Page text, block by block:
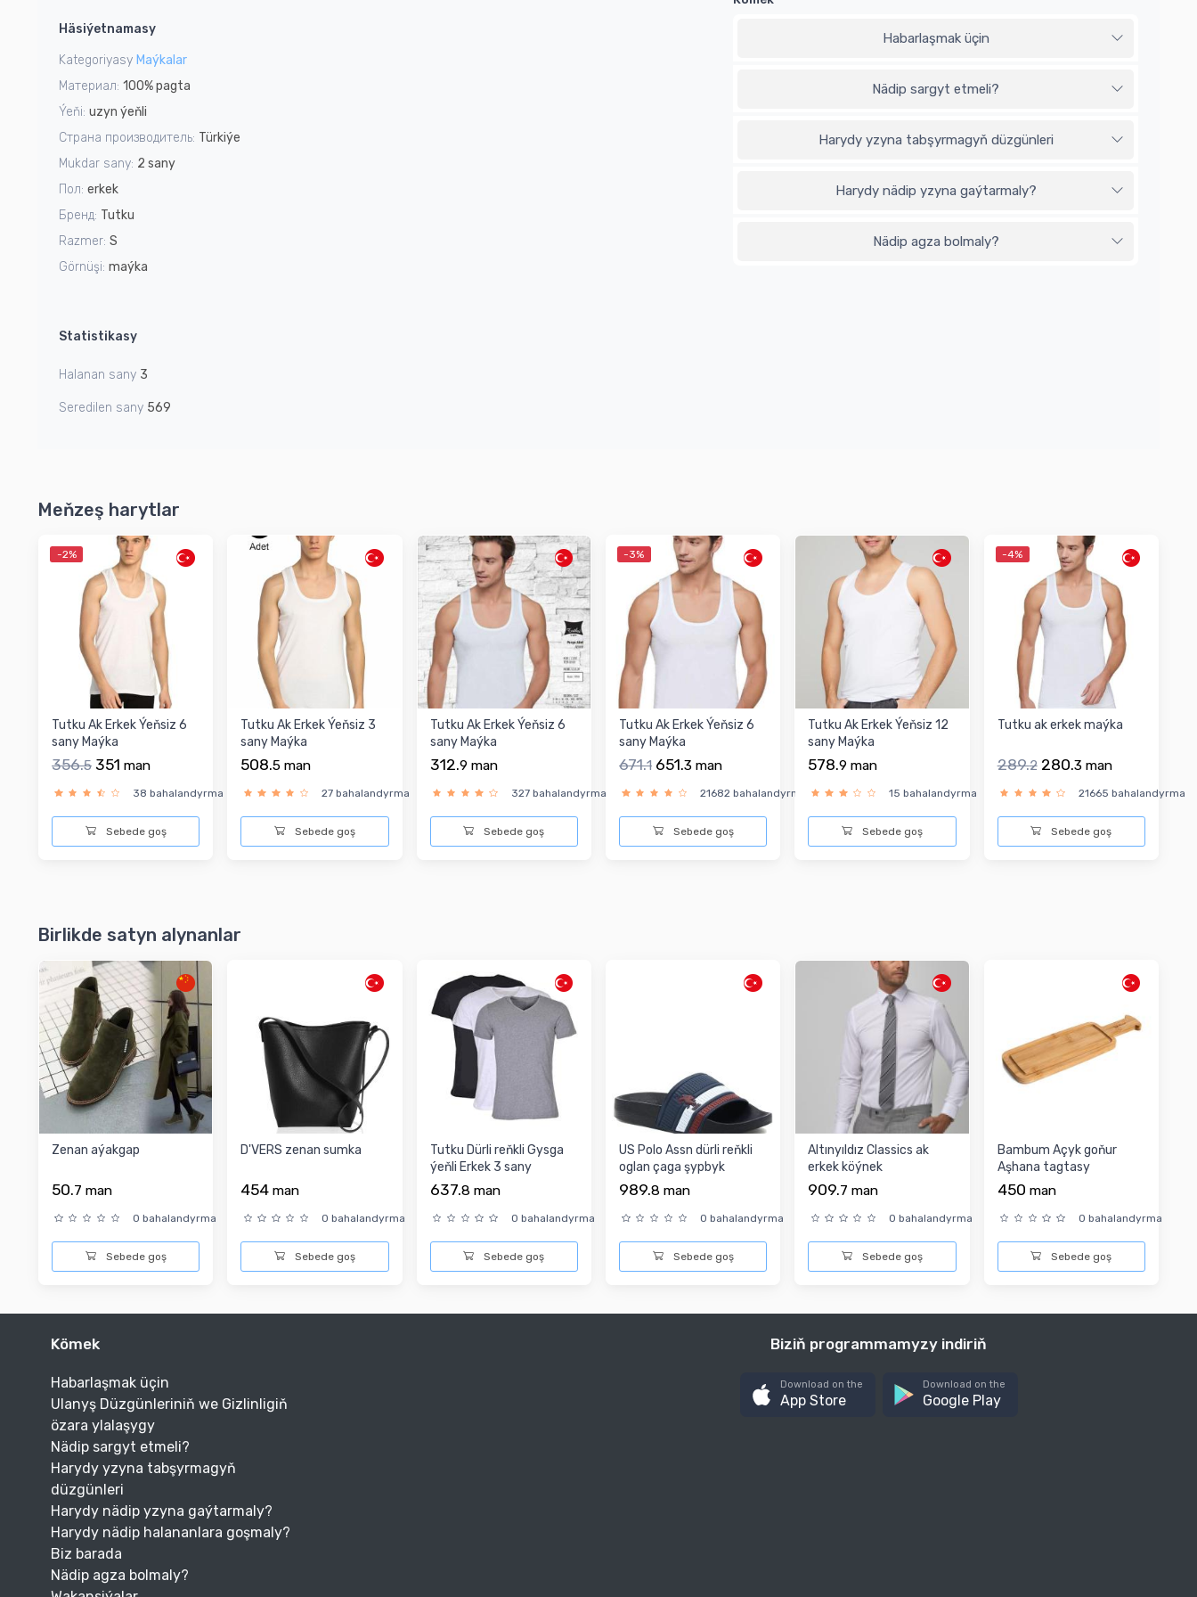
1
Häsiýetnamasy
Kategoriyasy Maýkalar
Материал: 100% pagta
Ýeňi: uzyn ýeňli
Страна производитель: Türkiýe
Mukdar sany: 2 sany
Пол: erkek
Бренд: Tutku
Razmer: S
Görnüşi: maýka
Statistikasy
Halanan sany 3
Seredilen sany 569
Habarlaşmak üçin
Nädip sargyt etmeli?
Harydy yzyna tabşyrmagyň düzgünleri
Harydy nädip yzyna gaýtarmaly?
Nädip agza bolmaly?
Meňzeş harytlar
-2%
Tutku Ak Erkek Ýeňsiz 6
sany Maýka
356.5 351 man
38 bahalandyrma
Sebede goş
Tutku Ak Erkek Ýeňsiz 3
sany Maýka
508.5 man
27 bahalandyrma
Sebede goş
Tutku Ak Erkek Ýeňsiz 6
sany Maýka
312.9 man
327 bahalandyrma
Sebede goş
-3%
Tutku Ak Erkek Ýeňsiz 6
sany Maýka
671.1 651.3 man
21682 bahalandyrma
Sebede goş
Tutku Ak Erkek Ýeňsiz 12
sany Maýka
578.9 man
15 bahalandyrma
Sebede goş
-4%
Tutku ak erkek maýka
289.2 280.3 man
21665 bahalandyrma
Sebede goş
Birlikde satyn alynanlar
Zenan aýakgap
50.7 man
0 bahalandyrma
Sebede goş
D'VERS zenan sumka
454man
0 bahalandyrma
Sebede goş
Tutku Dürli reňkli Gysga
ýeňli Erkek 3 sany
Futbolka
637.8 man
0 bahalandyrma
Sebede goş
US Polo Assn dürli reňkli
oglan çaga şypbyk
989.8 man
0 bahalandyrma
Sebede goş
Altınyıldız Classics ak
erkek köýnek
909.7 man
0 bahalandyrma
Sebede goş
Bambum Açyk goňur
Aşhana tagtasy
450 man
0 bahalandyrma
Sebede goş
Kömek
Habarlaşmak üçin
Ulanyş Düzgünleriniň we Gizlinligiň
özara ylalaşygy
Nädip sargyt etmeli?
Harydy yzyna tabşyrmagyň
düzgünleri
Harydy nädip yzyna gaýtarmaly?
Harydy nädip halananlara goşmaly?
Biz barada
Nädip agza bolmaly?
Biziň programmamyzy indiriň
Download on the
App Store
Download on the
Google Play